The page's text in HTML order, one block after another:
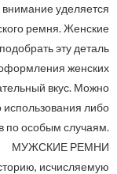
уделяется
ремня. Женские
эту деталь
женских
вкус. Можно
либо
по особым случаям.
МУЖСКИЕ РЕМНИ
исчисляемую